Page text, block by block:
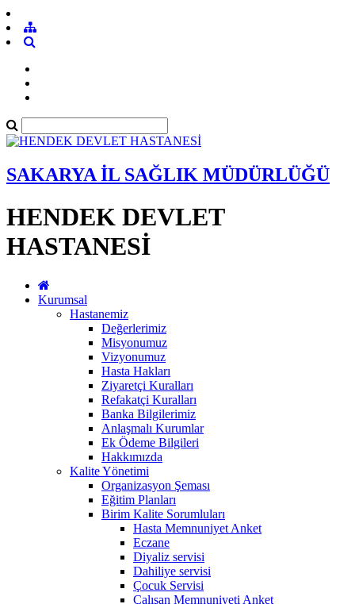
SAKARYA İL SAĞLIK MÜDÜRLÜĞÜ
HENDEK DEVLET
HASTANESİ
Kurumsal
Hastanemiz
Değerlerimiz
Misyonumuz
Vizyonumuz
Hasta Hakları
Ziyaretçi Kuralları
Refakatçi Kuralları
Banka Bilgilerimiz
Anlaşmalı Kurumlar
Ek Ödeme Bilgileri
Hakkımızda
Kalite Yönetimi
Organizasyon Şeması
Eğitim Planları
Birim Kalite Sorumluları
Hasta Memnuniyet Anket
Eczane
Diyaliz servisi
Dahiliye servisi
Çocuk Servisi
Çalışan Memnuniyeti Anket